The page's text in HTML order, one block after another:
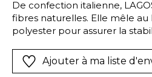
De confection italienne,
fibres naturelles. Elle mêle
polyester pour assurer la
intemporelle. Proposée en 7
modernisée par l’alternance
Ajouter à ma liste